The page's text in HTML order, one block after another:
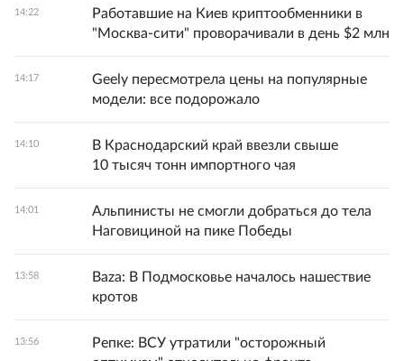
14:22
Работавшие на Киев криптообменники в
"Москва-сити" проворачивали в день $2 млн
14:17
Geely пересмотрела цены на популярные
модели: все подорожало
14:10
В Краснодарский край ввезли свыше
10 тысяч тонн импортного чая
14:01
Альпинисты не смогли добраться до тела
Наговициной на пике Победы
13:58
Baza: В Подмосковье началось нашествие
кротов
13:56
Репке: ВСУ утратили "осторожный